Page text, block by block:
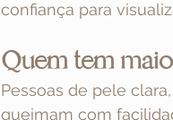
confiança para
Quem tem
Pessoas de pele
queimam com